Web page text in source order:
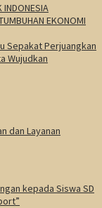
INDONESIA
EKONOMI
Sepakat Perjuangkan
Wujudkan
dan Layanan
kepada Siswa SD